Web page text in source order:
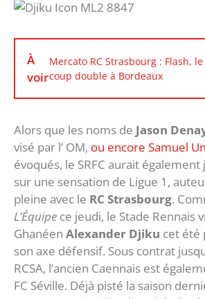
À
voir
Mercato RC Strasbourg : Flash, le
coup double à Bordeaux
Alors que les noms de Jason
visé par l’ OM, ou encore Samuel
évoqués, le SRFC aurait
sur une sensation de Ligue 1,
pleine avec le RC Strasbourg.
L’Équipe ce jeudi, le Stade Rennais
Ghanéen Alexander Djiku cet été
son axe défensif. Sous contrat
RCSA, l’ancien Caennais est
FC Séville. Déjà pisté la saison